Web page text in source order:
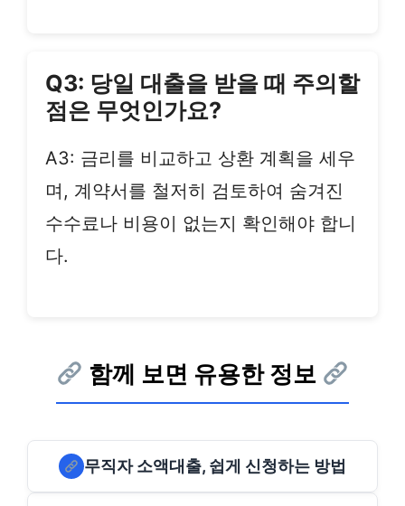
Q3: 당일 대출을 받을 때 주의할
점은 무엇인가요?
A3: 금리를 비교하고 상환 계획을 세우
며, 계약서를 철저히 검토하여 숨겨진
수수료나 비용이 없는지 확인해야 합니
다.
함께 보면 유용한 정보
무직자 소액대출, 쉽게 신청하는 방법